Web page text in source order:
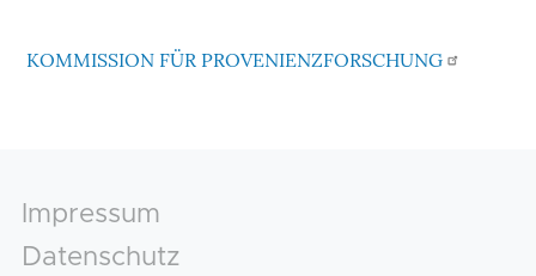
KOMMISSION FÜR PROVENIENZFORSCHUNG
Footer
Impressum
Datenschutz